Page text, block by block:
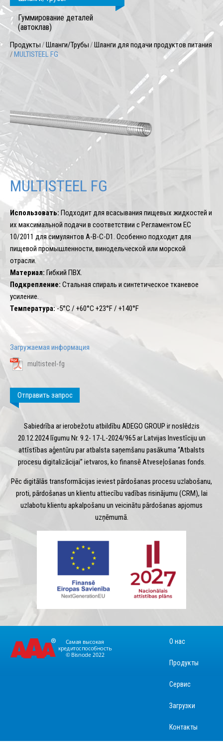
Гуммирование деталей
(автоклав)
Продукты/Шланги/Трубы/Шланги для подачи продуктов питания
/MULTISTEEL FG
MULTISTEEL FG
Использовать: Подходит для всасывания пищевых жидкостей и
их максимальной подачи в соответствии с Регламентом ЕС
10/2011 для симулянтов A-B-C-D1. Особенно подходит для
пищевой промышленности, винодельческой или морской
отрасли.
Материал: Гибкий ПВХ.
Подкрепление: Стальная спираль и синтетическое тканевое
усиление.
Температура:-5°C / +60°C +23°F / +140°F
Загружаемая информация
multisteel-fg
Отправить запрос
Sabiedrība ar ierobežotu atbildību ADEGO GROUP ir noslēdzis
20.12.2024 līgumu Nr. 9.2- 17-L-2024/965 ar Latvijas Investīciju un
attīstības aģentūru par atbalsta saņemšanu pasākuma “Atbalsts
procesu digitalizācijai” ietvaros, ko finansē Atveseļošanas fonds.
Pēc digitālās transformācijas ieviest pārdošanas procesu uzlabošanu,
proti, pārdošanas un klientu attiecību vadības risinājumu (CRM), lai
uzlabotu klientu apkalpošanu un veicinātu pārdošanas apjomus
uzņēmumā.
О нас
Продукты
Сервис
Загрузки
Контакты